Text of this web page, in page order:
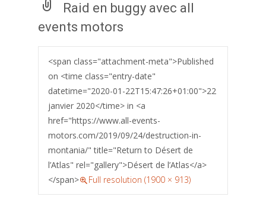
Raid en buggy avec all
events motors
<span class="attachment-meta">Published
on <time class="entry-date"
datetime="2020-01-22T15:47:26+01:00">22
janvier 2020</time> in <a
href="https://www.all-events-
motors.com/2019/09/24/destruction-in-
montania/" title="Return to Désert de
l’Atlas" rel="gallery">Désert de l’Atlas</a>
</span>
Full resolution (1900 × 913)